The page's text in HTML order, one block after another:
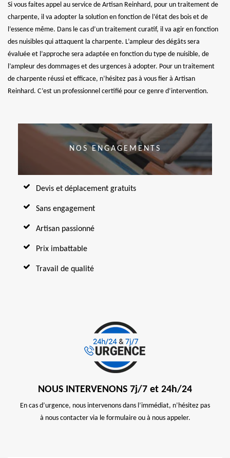
Si vous faites appel au service de Artisan Reinhard, pour un traitement de
charpente, il va adopter la solution en fonction de l’état des bois et de
l’essence même. Dans le cas d’un traitement curatif, il va agir en fonction
des nuisibles qui attaquent la charpente. L’ampleur des dégâts sera
évaluée et l’approche sera adaptée en fonction du type de nuisible, de
l’ampleur des dommages et des urgences à adopter. Pour un traitement
de charpente réussi et efficace, n’hésitez pas à vous fier à Artisan
Reinhard. C’est un professionnel certifié pour ce genre d’intervention.
NOS ENGAGEMENTS
Devis et déplacement gratuits
Sans engagement
Artisan passionné
Prix imbattable
Travail de qualité
NOUS INTERVENONS 7j/7 et 24h/24
En cas d’urgence, nous intervenons dans l’immédiat, n’hésitez pas
à nous contacter via le formulaire ou à nous appeler.